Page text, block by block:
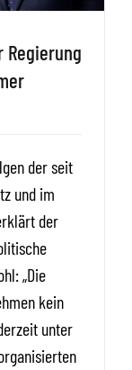
Regierung
der seit
und im
der
„Die
kein
unter